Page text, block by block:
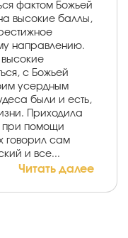
фактом Божьей
высокие баллы,
направлению.
высокие
с Божьей
усердным
были и есть,
Приходила
при помощи
говорил сам
и все...
Читать далее